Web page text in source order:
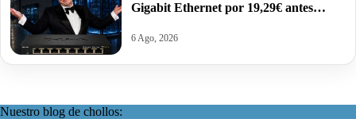
Gigabit Ethernet por 19,29€ antes
6 Ago, 2026
Nuestro blog de chollos: